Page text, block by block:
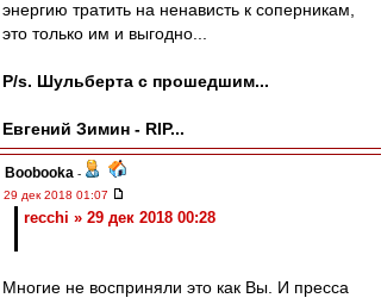
энергию тратить на ненависть к соперникам,
это только им и выгодно...
P/s. Шульберта с прошедшим...
Евгений Зимин - RIP...
Boobooka -
29 дек 2018 01:07
recchi » 29 дек 2018 00:28
Многие не восприняли это как Вы. И пресса